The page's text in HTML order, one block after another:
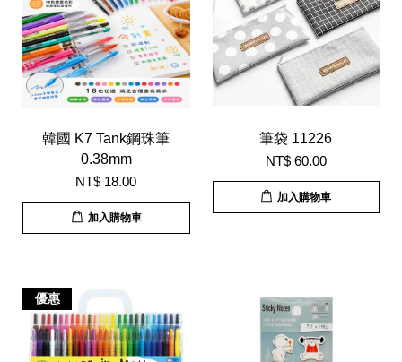
韓國 K7 Tank鋼珠筆
0.38mm
NT$ 18.00
加入購物車
筆袋 11226
NT$ 60.00
加入購物車
優惠